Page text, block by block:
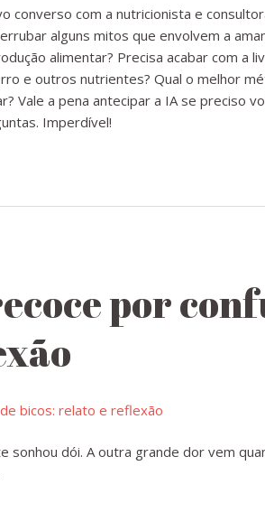
converso com a nutricionista e
alguns mitos que envolvem a
alimentar? Precisa acabar com a
e outros nutrientes? Qual o melhor
Vale a pena antecipar a IA se preciso
Imperdível!
por
sonhou dói. A outra grande dor vem